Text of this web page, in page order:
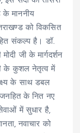
के माननीय
को विकसित
संकल्प है। डॉ.
जी के मार्गदर्शन
के कुशल नेतृत्व में
के साथ डबल
के नित नए
में सुधार है,
नवाचार को